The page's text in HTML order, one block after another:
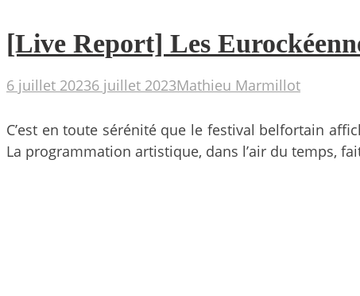
[Live Report] Les
6 juillet 20236 juillet 2023Mathieu Marmillot
C’est en toute sérénité que le festival belfortain
La programmation artistique, dans l’air du temps,